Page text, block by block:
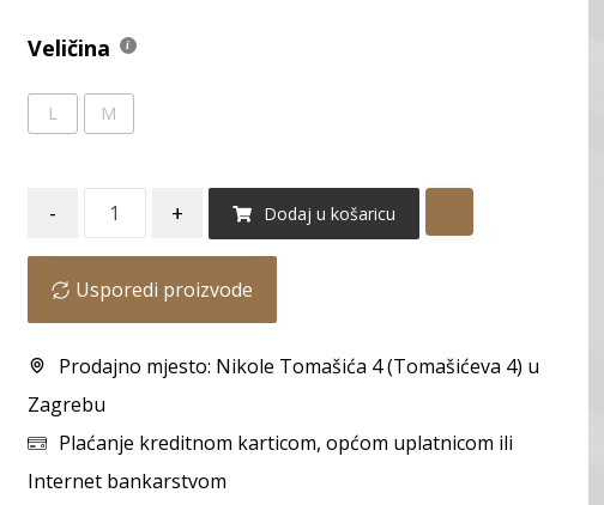
Veličina
L M
- + Dodaj u košaricu
Usporedi proizvode
Prodajno mjesto: Nikole Tomašića 4 (Tomašićeva 4) u
Zagrebu
Plaćanje kreditnom karticom, općom uplatnicom ili
Internet bankarstvom